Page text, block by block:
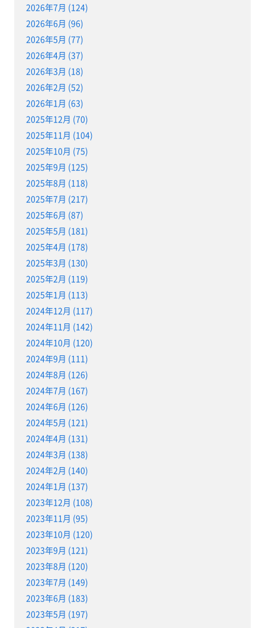
2026年7月 (124)
2026年6月 (96)
2026年5月 (77)
2026年4月 (37)
2026年3月 (18)
2026年2月 (52)
2026年1月 (63)
2025年12月 (70)
2025年11月 (104)
2025年10月 (75)
2025年9月 (125)
2025年8月 (118)
2025年7月 (217)
2025年6月 (87)
2025年5月 (181)
2025年4月 (178)
2025年3月 (130)
2025年2月 (119)
2025年1月 (113)
2024年12月 (117)
2024年11月 (142)
2024年10月 (120)
2024年9月 (111)
2024年8月 (126)
2024年7月 (167)
2024年6月 (126)
2024年5月 (121)
2024年4月 (131)
2024年3月 (138)
2024年2月 (140)
2024年1月 (137)
2023年12月 (108)
2023年11月 (95)
2023年10月 (120)
2023年9月 (121)
2023年8月 (120)
2023年7月 (149)
2023年6月 (183)
2023年5月 (197)